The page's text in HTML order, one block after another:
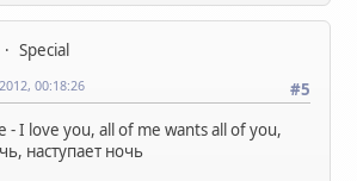
Special
#5
00:18:26
- I love you, all of me wants all of you,
наступает ночь